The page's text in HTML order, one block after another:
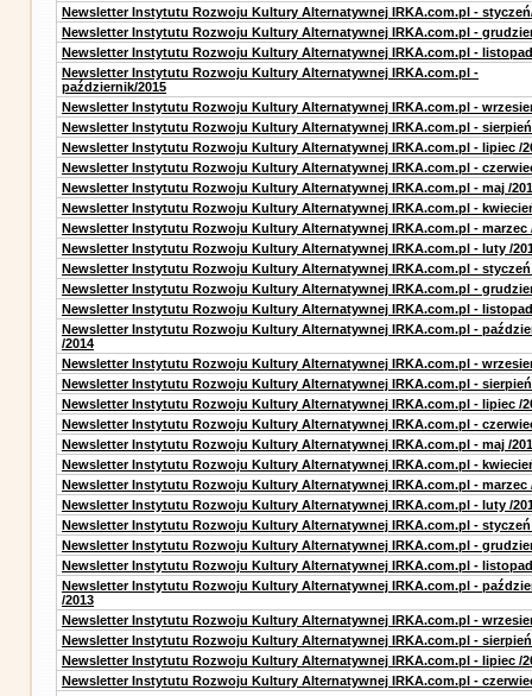
Newsletter Instytutu Rozwoju Kultury Alternatywnej IRKA.com.pl -
Newsletter Instytutu Rozwoju Kultury Alternatywnej IRKA.com.pl -
Newsletter Instytutu Rozwoju Kultury Alternatywnej IRKA.com.pl -
Newsletter Instytutu Rozwoju Kultury Alternatywnej IRKA.com.pl -
październik/2015
Newsletter Instytutu Rozwoju Kultury Alternatywnej IRKA.com.pl -
Newsletter Instytutu Rozwoju Kultury Alternatywnej IRKA.com.pl -
Newsletter Instytutu Rozwoju Kultury Alternatywnej IRKA.com.pl - lipiec /
Newsletter Instytutu Rozwoju Kultury Alternatywnej IRKA.com.pl -
Newsletter Instytutu Rozwoju Kultury Alternatywnej IRKA.com.pl - maj /
Newsletter Instytutu Rozwoju Kultury Alternatywnej IRKA.com.pl -
Newsletter Instytutu Rozwoju Kultury Alternatywnej IRKA.com.pl - marzec
Newsletter Instytutu Rozwoju Kultury Alternatywnej IRKA.com.pl - luty /
Newsletter Instytutu Rozwoju Kultury Alternatywnej IRKA.com.pl - styczeń
Newsletter Instytutu Rozwoju Kultury Alternatywnej IRKA.com.pl -
Newsletter Instytutu Rozwoju Kultury Alternatywnej IRKA.com.pl - listopad
Newsletter Instytutu Rozwoju Kultury Alternatywnej IRKA.com.pl -
/2014
Newsletter Instytutu Rozwoju Kultury Alternatywnej IRKA.com.pl -
Newsletter Instytutu Rozwoju Kultury Alternatywnej IRKA.com.pl - sierpień
Newsletter Instytutu Rozwoju Kultury Alternatywnej IRKA.com.pl - lipiec /
Newsletter Instytutu Rozwoju Kultury Alternatywnej IRKA.com.pl -
Newsletter Instytutu Rozwoju Kultury Alternatywnej IRKA.com.pl - maj /
Newsletter Instytutu Rozwoju Kultury Alternatywnej IRKA.com.pl -
Newsletter Instytutu Rozwoju Kultury Alternatywnej IRKA.com.pl - marzec
Newsletter Instytutu Rozwoju Kultury Alternatywnej IRKA.com.pl - luty /
Newsletter Instytutu Rozwoju Kultury Alternatywnej IRKA.com.pl - styczeń
Newsletter Instytutu Rozwoju Kultury Alternatywnej IRKA.com.pl -
Newsletter Instytutu Rozwoju Kultury Alternatywnej IRKA.com.pl - listopad
Newsletter Instytutu Rozwoju Kultury Alternatywnej IRKA.com.pl -
/2013
Newsletter Instytutu Rozwoju Kultury Alternatywnej IRKA.com.pl -
Newsletter Instytutu Rozwoju Kultury Alternatywnej IRKA.com.pl - sierpień
Newsletter Instytutu Rozwoju Kultury Alternatywnej IRKA.com.pl - lipiec /
Newsletter Instytutu Rozwoju Kultury Alternatywnej IRKA.com.pl -